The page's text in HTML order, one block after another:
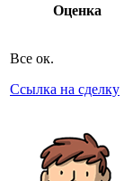
Оценка
Все ок.
Ссылка на сделку